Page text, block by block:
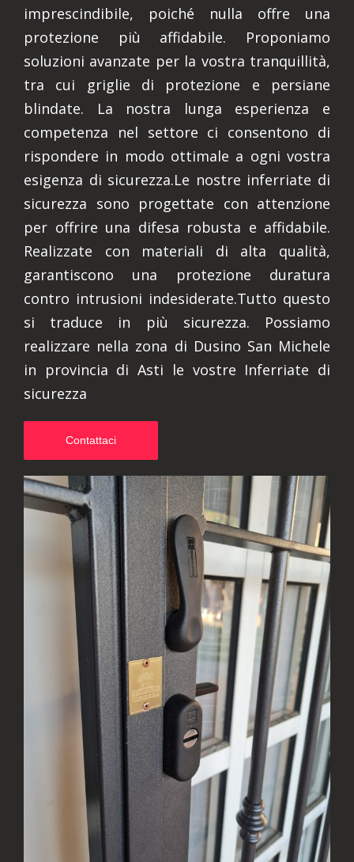
imprescindibile, poiché nulla offre una
protezione più affidabile. Proponiamo
soluzioni avanzate per la vostra tranquillità,
tra cui griglie di protezione e persiane
blindate. La nostra lunga esperienza e
competenza nel settore ci consentono di
rispondere in modo ottimale a ogni vostra
esigenza di sicurezza.Le nostre inferriate di
sicurezza sono progettate con attenzione
per offrire una difesa robusta e affidabile.
Realizzate con materiali di alta qualità,
garantiscono una protezione duratura
contro intrusioni indesiderate.Tutto questo
si traduce in più sicurezza. Possiamo
realizzare nella zona di Dusino San Michele
in provincia di Asti le vostre Inferriate di
sicurezza
Contattaci